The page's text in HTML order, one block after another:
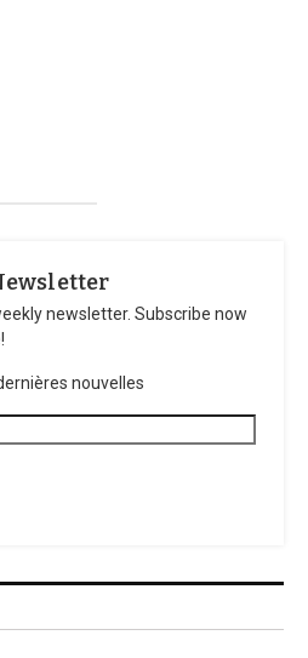
newsletter. Subscribe now
nouvelles